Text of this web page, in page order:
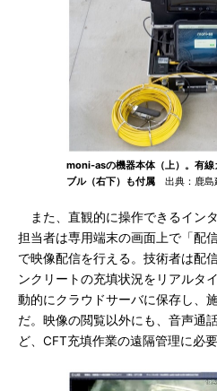
moni-asの機器本体（上）。有線
ブル（右下）も付属 出典：鹿島
また、直観的に操作できるイン
担当者は専用端末の画面上で「配
で映像配信を行える。技術者は配
ンクリートの充填状況をリアルタ
動的にクラウドサーバに保存し、
だ。映像の閲覧以外にも、音声通
ど、CFT充填作業の遠隔管理に必